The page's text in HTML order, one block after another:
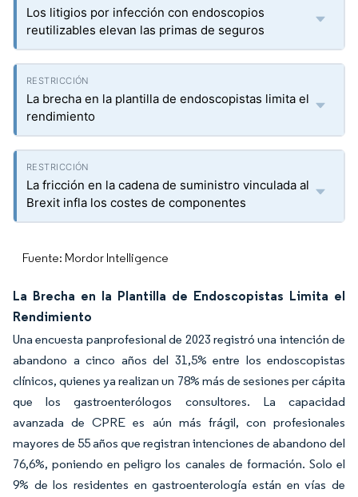
Los litigios por infección con endoscopios
reutilizables elevan las primas de seguros
La brecha en la plantilla de endoscopistas limita el
rendimiento
La fricción en la cadena de suministro vinculada al
Brexit infla los costes de componentes
Fuente: Mordor Intelligence
La Brecha en la Plantilla de Endoscopistas Limita el
Rendimiento
Una encuesta panprofesional de 2023 registró una intención de
abandono a cinco años del 31,5% entre los endoscopistas
clínicos, quienes ya realizan un 78% más de sesiones per cápita
que los gastroenterólogos consultores. La capacidad
avanzada de CPRE es aún más frágil, con profesionales
mayores de 55 años que registran intenciones de abandono del
76,6%, poniendo en peligro los canales de formación. Solo el
9% de los residentes en gastroenterología están en vías de